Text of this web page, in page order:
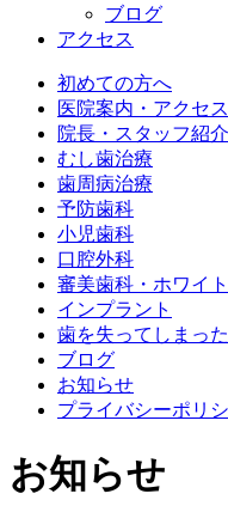
ブログ
アクセス
初めての方へ
医院案内・アクセス
院長・スタッフ紹介
むし歯治療
歯周病治療
予防歯科
小児歯科
口腔外科
審美歯科・ホワイ
インプラント
歯を失ってしまっ
ブログ
お知らせ
プライバシーポリ
お知らせ